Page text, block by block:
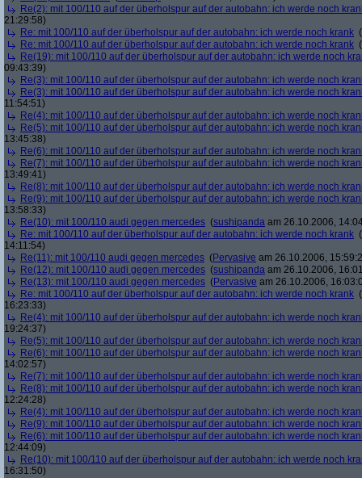
Re(2): mit 100/110 auf der überholspur auf der autobahn: ich werde noch
21:29:58)
Re: mit 100/110 auf der überholspur auf der autobahn: ich werde noch krank (
Re: mit 100/110 auf der überholspur auf der autobahn: ich werde noch krank (
Re(19): mit 100/110 auf der überholspur auf der autobahn: ich werde noch
09:43:39)
Re(3): mit 100/110 auf der überholspur auf der autobahn: ich werde noch
Re(3): mit 100/110 auf der überholspur auf der autobahn: ich werde noch
11:54:51)
Re(4): mit 100/110 auf der überholspur auf der autobahn: ich werde noch
Re(5): mit 100/110 auf der überholspur auf der autobahn: ich werde noch
13:45:38)
Re(6): mit 100/110 auf der überholspur auf der autobahn: ich werde noch
Re(7): mit 100/110 auf der überholspur auf der autobahn: ich werde noch
13:49:41)
Re(8): mit 100/110 auf der überholspur auf der autobahn: ich werde noch
Re(9): mit 100/110 auf der überholspur auf der autobahn: ich werde noch
13:58:33)
Re(10): mit 100/110 audi gegen mercedes (sushipanda am 26.10.2006,
Re: mit 100/110 auf der überholspur auf der autobahn: ich werde noch krank (
14:11:54)
Re(11): mit 100/110 audi gegen mercedes (Pervasive am 26.10.2006,
Re(12): mit 100/110 audi gegen mercedes (sushipanda am 26.10.2006,
Re(13): mit 100/110 audi gegen mercedes (Pervasive am 26.10.2006,
Re: mit 100/110 auf der überholspur auf der autobahn: ich werde noch krank (
16:23:33)
Re(4): mit 100/110 auf der überholspur auf der autobahn: ich werde noch
19:24:37)
Re(5): mit 100/110 auf der überholspur auf der autobahn: ich werde noch
Re(6): mit 100/110 auf der überholspur auf der autobahn: ich werde noch
14:02:57)
Re(7): mit 100/110 auf der überholspur auf der autobahn: ich werde noch
Re(8): mit 100/110 auf der überholspur auf der autobahn: ich werde noch
12:24:28)
Re(4): mit 100/110 auf der überholspur auf der autobahn: ich werde noch
Re(9): mit 100/110 auf der überholspur auf der autobahn: ich werde noch
Re(6): mit 100/110 auf der überholspur auf der autobahn: ich werde noch
12:44:09)
Re(10): mit 100/110 auf der überholspur auf der autobahn: ich werde noch
16:31:50)